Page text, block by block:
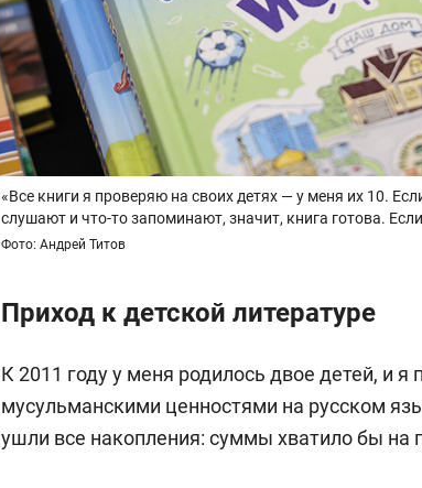
«Все книги я проверяю на своих детях — у меня их 10.
слушают и что-то запоминают, значит, книга готова.
Фото: Андрей Титов
Приход к детской литературе
К 2011 году у меня родилось двое детей, и я
мусульманскими ценностями на русском
ушли все накопления: суммы хватило бы на